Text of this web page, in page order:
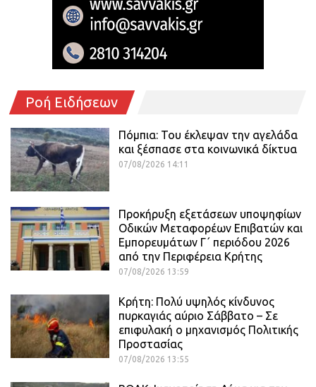
Ροή Ειδήσεων
Πόμπια: Του έκλεψαν την αγελάδα
και ξέσπασε στα κοινωνικά δίκτυα
07/08/2026 14:11
Προκήρυξη εξετάσεων υποψηφίων
Οδικών Μεταφορέων Επιβατών και
Εμπορευμάτων Γ΄ περιόδου 2026
από την Περιφέρεια Κρήτης
07/08/2026 13:59
Κρήτη: Πολύ υψηλός κίνδυνος
πυρκαγιάς αύριο Σάββατο – Σε
επιφυλακή ο μηχανισμός Πολιτικής
Προστασίας
07/08/2026 13:55